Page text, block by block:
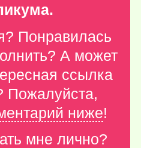
Понравилась
А может
ссылка
Пожалуйста,
ниже!
мне лично?